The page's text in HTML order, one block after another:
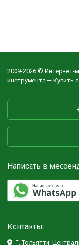
2009-2026 © Интернет-
инструмента — Купить
Написать в
Контакты:
Г. Тольятти,